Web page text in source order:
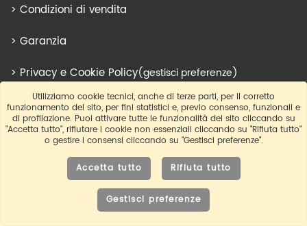
0721 27133 info@cucinepro.com
> Condizioni di vendita
> Garanzia
> Privacy e Cookie Policy(gestisci preferenze)
Pagamenti
Utilizziamo cookie tecnici, anche di terze parti, per il corretto
funzionamento del sito, per fini statistici e, previo consenso, funzionali e
di profilazione. Puoi attivare tutte le funzionalità del sito cliccando su
"Accetta tutto", rifiutare i cookie non essenziali cliccando su "Rifiuta tutto"
o gestire i consensi cliccando su "Gestisci preferenze".
Accetta tutto Rifiuta tutto
Gestisci preferenze